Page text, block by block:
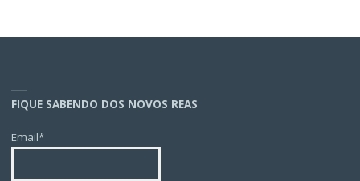
FIQUE SABENDO DOS NOVOS REAS
Email*